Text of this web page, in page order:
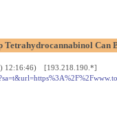
Tetrahydrocannabinol Can
12:16:46) [193.218.190.*]